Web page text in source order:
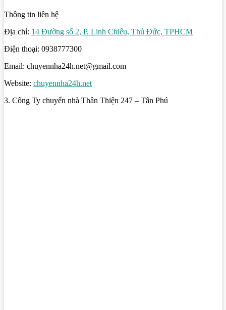
Thông tin liên hệ
Địa chỉ: 14 Đường số 2, P. Linh Chiểu, Thủ Đức, TPHCM
Điện thoại: 0938777300
Email: chuyennha24h.net@gmail.com
Website: chuyennha24h.net
3. Công Ty chuyển nhà Thân Thiện 247 – Tân Phú